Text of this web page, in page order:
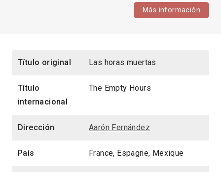
Más información
Título original Las horas muertas
Título
internacional
The Empty Hours
Dirección Aarón Fernández
País France, Espagne, Mexique